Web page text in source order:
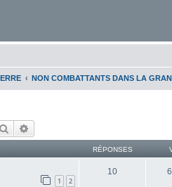
NON COMBATTANTS DANS LA
Rechercher
RÉPONSES
1 2
10